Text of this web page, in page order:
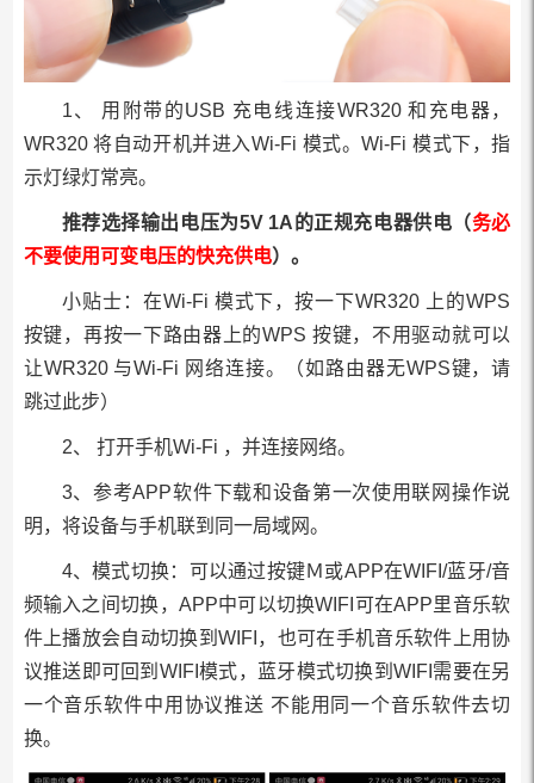
1、 用附带的USB 充电线连接WR320 和充电器，
WR320 将自动开机并进入Wi-Fi 模式。Wi-Fi 模式下，指
示灯绿灯常亮。
推荐选择输出电压为5V 1A的正规充电器供电（务必
不要使用可变电压的快充供电）。
小贴士：在Wi-Fi 模式下，按一下WR320 上的WPS
按键，再按一下路由器上的WPS 按键，不用驱动就可以
让WR320 与Wi-Fi 网络连接。（如路由器无WPS键，请
跳过此步）
2、 打开手机Wi-Fi ，并连接网络。
3、参考APP软件下载和设备第一次使用联网操作说
明，将设备与手机联到同一局域网。
4、模式切换：可以通过按键Ｍ或APP在WIFI/蓝牙/音
频输入之间切换，APP中可以切换WIFI可在APP里音乐软
件上播放会自动切换到WIFI，也可在手机音乐软件上用协
议推送即可回到WIFI模式，蓝牙模式切换到WIFI需要在另
一个音乐软件中用协议推送 不能用同一个音乐软件去切
换。